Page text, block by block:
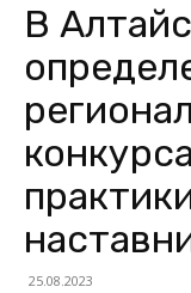
В
25.08.2023